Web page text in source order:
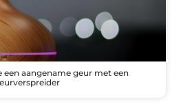
een aangename geur met een